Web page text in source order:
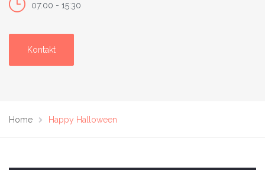
07:00 - 15:30
Kontakt
Home Happy Halloween